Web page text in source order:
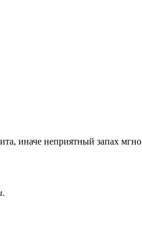
иначе неприятный запах